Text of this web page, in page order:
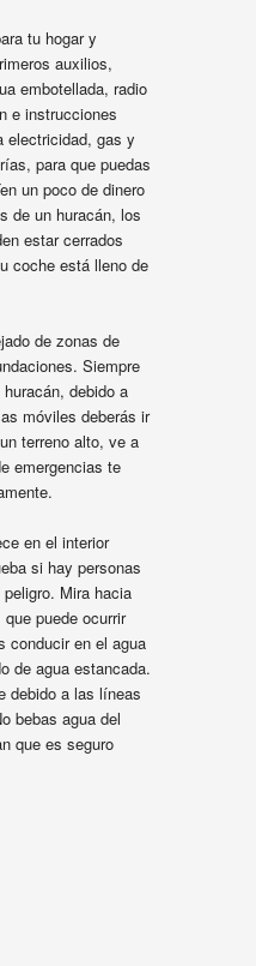
tu hogar y
auxilios,
embotellada, radio
e instrucciones
electricidad, gas y
para que puedas
un poco de dinero
de un huracán, los
estar cerrados
coche está lleno de
de zonas de
Siempre
debido a
móviles deberás ir
terreno alto, ve a
emergencias te
en el interior
si hay personas
Mira hacia
puede ocurrir
conducir en el agua
de agua estancada.
debido a las líneas
bebas agua del
que es seguro